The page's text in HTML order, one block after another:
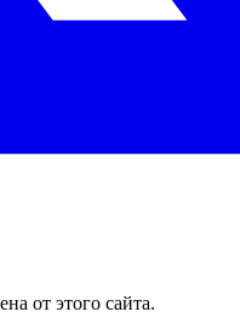
от этого сайта.